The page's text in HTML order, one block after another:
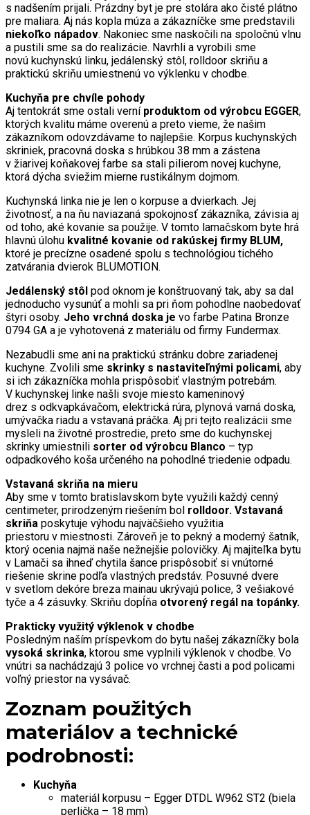
s nadšením prijali. Prázdny byt je pre stolára ako čisté plátno
pre maliara. Aj nás kopla múza a zákazníčke sme predstavili
niekoľko nápadov. Nakoniec sme naskočili na spoločnú vlnu
a pustili sme sa do realizácie. Navrhli a vyrobili sme
novú kuchynskú linku, jedálenský stôl, rolldoor skriňu a
praktickú skriňu umiestnenú vo výklenku v chodbe.
Kuchyňa pre chvíle pohody
Aj tentokrát sme ostali verní produktom od výrobcu EGGER,
ktorých kvalitu máme overenú a preto vieme, že našim
zákazníkom odovzdávame to najlepšie. Korpus kuchynských
skriniek, pracovná doska s hrúbkou 38 mm a zástena
v žiarivej koňakovej farbe sa stali pilierom novej kuchyne,
ktorá dýcha sviežim mierne rustikálnym dojmom.
Kuchynská linka nie je len o korpuse a dvierkach. Jej
životnosť, a na ňu naviazaná spokojnosť zákazníka, závisia aj
od toho, aké kovanie sa použije. V tomto lamačskom byte hrá
hlavnú úlohu kvalitné kovanie od rakúskej firmy BLUM,
ktoré je precízne osadené spolu s technológiou tichého
zatvárania dvierok BLUMOTION.
Jedálenský stôl pod oknom je konštruovaný tak, aby sa dal
jednoducho vysunúť a mohli sa pri ňom pohodlne naobedovať
štyri osoby. Jeho vrchná doska je vo farbe Patina Bronze
0794 GA a je vyhotovená z materiálu od firmy Fundermax.
Nezabudli sme ani na praktickú stránku dobre zariadenej
kuchyne. Zvolili sme skrinky s nastaviteľnými policami, aby
si ich zákazníčka mohla prispôsobiť vlastným potrebám.
V kuchynskej linke našli svoje miesto kameninový
drez s odkvapkávačom, elektrická rúra, plynová varná doska,
umývačka riadu a vstavaná práčka. Aj pri tejto realizácii sme
mysleli na životné prostredie, preto sme do kuchynskej
skrinky umiestnili sorter od výrobcu Blanco – typ
odpadkového koša určeného na pohodlné triedenie odpadu.
Vstavaná skriňa na mieru
Aby sme v tomto bratislavskom byte využili každý cenný
centimeter, prirodzeným riešením bol rolldoor. Vstavaná
skriňa poskytuje výhodu najväčšieho využitia
priestoru v miestnosti. Zároveň je to pekný a moderný šatník,
ktorý ocenia najmä naše nežnejšie polovičky. Aj majiteľka bytu
v Lamači sa ihneď chytila šance prispôsobiť si vnútorné
riešenie skrine podľa vlastných predstáv. Posuvné dvere
v svetlom dekóre breza mainau ukrývajú police, 3 vešiakové
tyče a 4 zásuvky. Skriňu dopĺňa otvorený regál na topánky.
Prakticky využitý výklenok v chodbe
Posledným naším príspevkom do bytu našej zákazníčky bola
vysoká skrinka, ktorou sme vyplnili výklenok v chodbe. Vo
vnútri sa nachádzajú 3 police vo vrchnej časti a pod policami
voľný priestor na vysávač.
Zoznam použitých
materiálov a technické
podrobnosti:
Kuchyňa
materiál korpusu – Egger DTDL W962 ST2 (biela
perlička – 18 mm)